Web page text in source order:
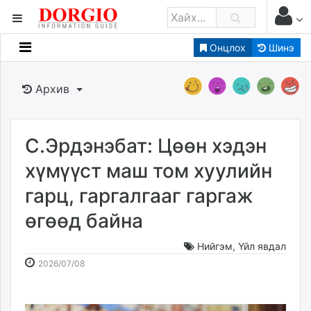
Онцлох Шинэ
Мэдээллийн
Банк санхүү
Бизнес ААН
Төрийн
Нийслэлийн
dorgio.mn
Gogo.mn
news.mn
zindaa.mn
tovch.mn
Архив
С.Эрдэнэбат: Цөөн хэдэн
хүмүүст маш том хуулийн
гарц, гаргалгааг гаргаж
өгөөд байна
Нийгэм, Үйл явдал
2026/07/082026-
2026-